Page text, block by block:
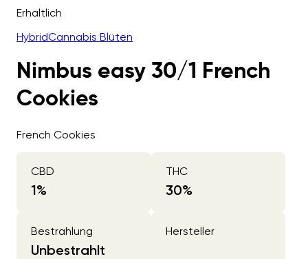
Erhältlich
HybridCannabis Blüten
Nimbus easy 30/1 French
Cookies
French Cookies
CBD
1%
THC
30%
Bestrahlung
Unbestrahlt
Hersteller